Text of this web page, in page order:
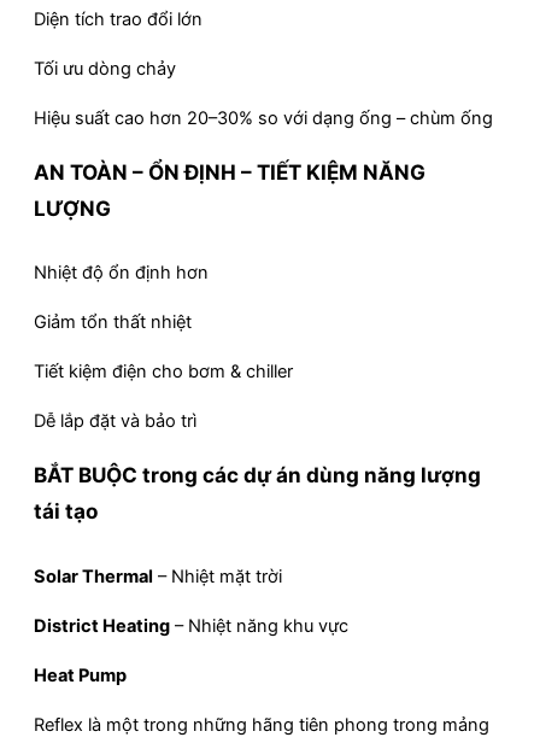
Diện tích trao đổi lớn
Tối ưu dòng chảy
Hiệu suất cao hơn 20–30% so với dạng ống – chùm ống
AN TOÀN – ỔN ĐỊNH – TIẾT KIỆM NĂNG
LƯỢNG
Nhiệt độ ổn định hơn
Giảm tổn thất nhiệt
Tiết kiệm điện cho bơm & chiller
Dễ lắp đặt và bảo trì
BẮT BUỘC trong các dự án dùng năng lượng
tái tạo
Solar Thermal – Nhiệt mặt trời
District Heating – Nhiệt năng khu vực
Heat Pump
Reflex là một trong những hãng tiên phong trong mảng